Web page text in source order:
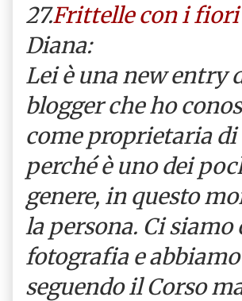
27.Frittelle con i fiori
Diana:
Lei è una new entry
blogger che ho
come proprietaria di
perché è uno dei
genere, in questo
la persona. Ci
fotografia e
seguendo il Corso